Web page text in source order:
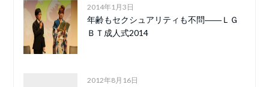
2014年1月3日
年齢もセクシュアリティも不問――ＬＧ
ＢＴ成人式2014
2012年8月16日